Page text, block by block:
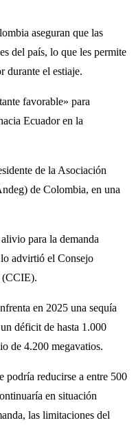
aseguran que las
del país, lo que les permite
durante el estiaje.
favorable» para
Ecuador en la
de la Asociación
de Colombia, en una
para la demanda
advirtió el Consejo
(CCIE).
en 2025 una sequía
déficit de hasta 1.000
de 4.200 megavatios.
podría reducirse a entre 500
en situación
las limitaciones del